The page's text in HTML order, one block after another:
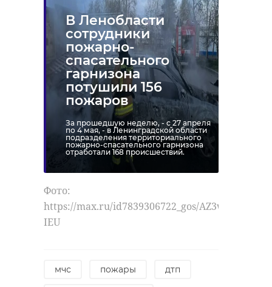
В Ленобласти
сотрудники
пожарно-
спасательного
гарнизона
потушили 156
пожаров
За прошедшую неделю, - с 27 апреля
по 4 мая, - в Ленинградской области
подразделения территориального
пожарно-спасательного гарнизона
отработали 168 происшествий.
Фото:
https://max.ru/id7839306722_gos/AZ3w7be-
IEU
мчс пожары дтп